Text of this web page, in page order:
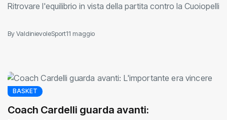
Ritrovare l'equilibrio in vista della partita contro la Cuoiopelli
By ValdinievoleSport11 maggio
BASKET
Coach Cardelli guarda avanti: